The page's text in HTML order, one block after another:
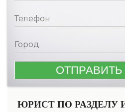
ЮРИСТ ПО РАЗДЕЛУ